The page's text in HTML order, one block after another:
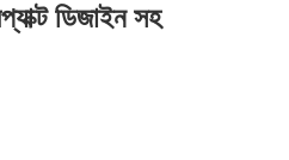
ডিজাইন সহ